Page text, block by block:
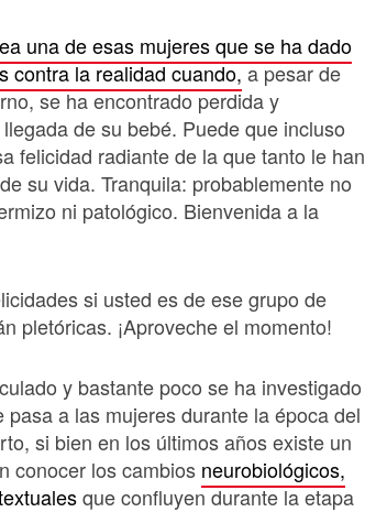
una de esas mujeres que se ha dado
contra la realidad cuando,a pesar de
se ha encontrado perdida y
de su bebé. Puede que incluso
felicidad radiante de la que tanto le han
su vida. Tranquila: probablemente no
ni patológico. Bienvenida a la
si usted es de ese grupo de
pletóricas. ¡Aproveche el momento!
y bastante poco se ha investigado
pasa a las mujeres durante la época del
si bien en los últimos años existe un
conocer los cambios neurobiológicos,
que confluyen durante la etapa